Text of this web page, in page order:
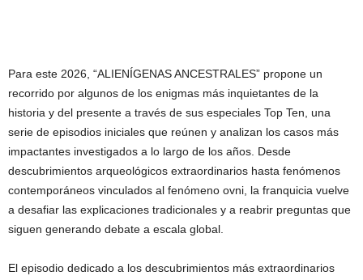
Para este 2026, “ALIENÍGENAS ANCESTRALES” propone un
recorrido por algunos de los enigmas más inquietantes de la
historia y del presente a través de sus especiales Top Ten, una
serie de episodios iniciales que reúnen y analizan los casos más
impactantes investigados a lo largo de los años. Desde
descubrimientos arqueológicos extraordinarios hasta fenómenos
contemporáneos vinculados al fenómeno ovni, la franquicia vuelve
a desafiar las explicaciones tradicionales y a reabrir preguntas que
siguen generando debate a escala global.
El episodio dedicado a los descubrimientos más extraordinarios